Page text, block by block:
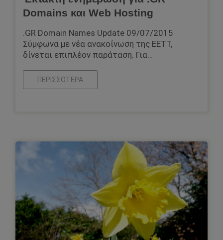
Domains και Web Hosting
.GR Domain Names Update 09/07/2015
Σύμφωνα με νέα ανακοίνωση της ΕΕΤΤ,
δίνεται επιπλέον παράταση. Για…
ΠΕΡΙΣΣΌΤΕΡΑ